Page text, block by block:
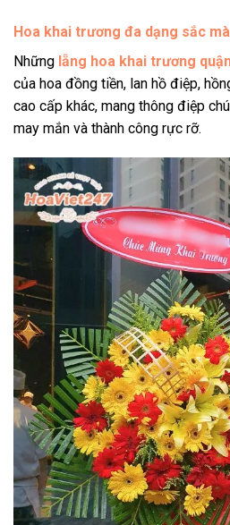
Hoa khai trương đa dạng sắc
Những lẵng hoa khai trương
của hoa đồng tiền, lan hồ điệp,
cao cấp khác, mang thông điệp
may mắn và thành công rực rỡ.